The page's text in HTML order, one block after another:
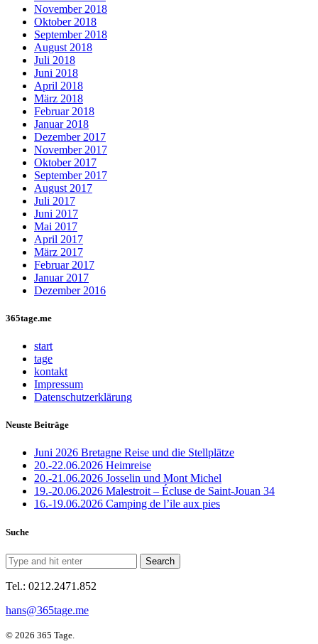
November 2018
Oktober 2018
September 2018
August 2018
Juli 2018
Juni 2018
April 2018
März 2018
Februar 2018
Januar 2018
Dezember 2017
November 2017
Oktober 2017
September 2017
August 2017
Juli 2017
Juni 2017
Mai 2017
April 2017
März 2017
Februar 2017
Januar 2017
Dezember 2016
365tage.me
start
tage
kontakt
Impressum
Datenschutzerklärung
Neuste Beiträge
Juni 2026 Bretagne Reise und die Stellplätze
20.-22.06.2026 Heimreise
20.-21.06.2026 Josselin und Mont Michel
19.-20.06.2026 Malestroit – Écluse de Saint-Jouan 34
16.-19.06.2026 Camping de l’ile aux pies
Suche
Tel.: 0212.2471.852
hans@365tage.me
© 2026 365 Tage.